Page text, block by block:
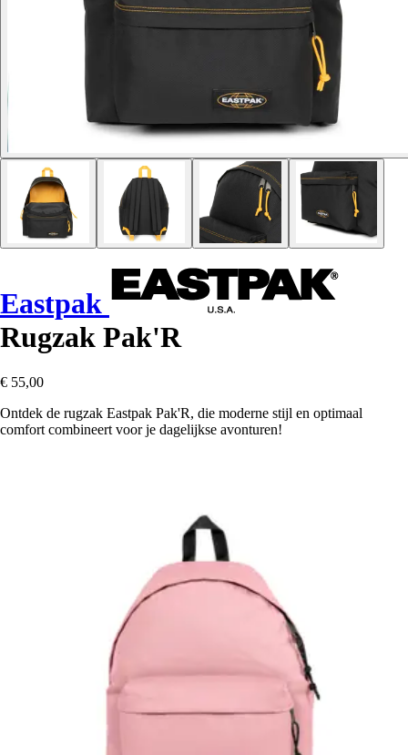
Eastpak
Rugzak Pak'R
€ 55,00
Ontdek de rugzak Eastpak Pak'R, die moderne stijl en optimaal
comfort combineert voor je dagelijkse avonturen!